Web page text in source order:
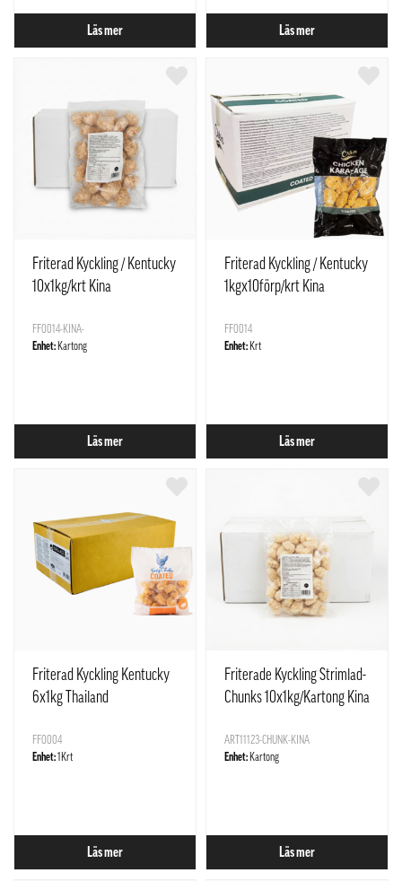
Läs mer Läs mer
Friterad Kyckling / Kentucky
10x1kg/krt Kina
FF0014-KINA-
Enhet: Kartong
Läs mer
Friterad Kyckling / Kentucky
1kgx10förp/krt Kina
FF0014
Enhet: Krt
Läs mer
Friterad Kyckling Kentucky
6x1kg Thailand
FF0004
Enhet:1Krt
Läs mer
Friterade Kyckling Strimlad-
Chunks 10x1kg/Kartong Kina
ART11123-CHUNK-KINA
Enhet: Kartong
Läs mer